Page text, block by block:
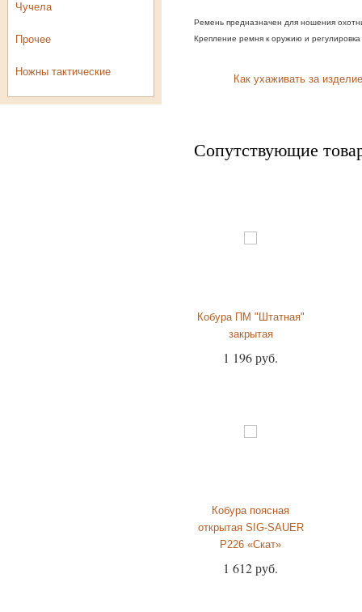
Ремень предназначен для ношения
Крепление ремня к оружию и
Как ухаживать за
Сопутствующие
Кобура ПМ "Штатная"
закрытая
1 196 руб.
Кобура поясная
открытая SIG-SAUER
P226 «Скат»
1 612 руб.
Чучела
Прочее
Ножны тактические